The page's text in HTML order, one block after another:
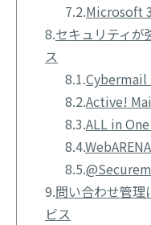
7.2.Microsoft
8.セキュリティが
ス
8.1.Cybermail
8.2.Active!
8.3.ALL in
8.4.
8.5.
9.問い合わせ管理
ビス